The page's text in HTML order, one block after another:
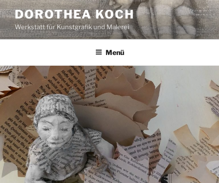
Zum
Inhalt
springen
DOROTHEA KOCH
Werkstatt für Kunstgrafik und Malerei
Menü